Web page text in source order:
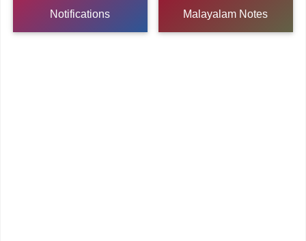
Notifications Malayalam Notes